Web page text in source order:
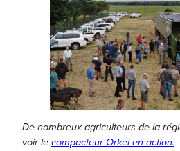
De nombreux agriculteurs de la
voir lecompacteur Orkel en action.